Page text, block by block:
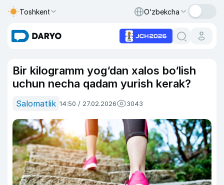
Toshkent O‘zbekcha
Bir kilogramm yog‘dan xalos bo‘lish
uchun necha qadam yurish kerak?
Salomatlik 14:50 / 27.02.2026 3043